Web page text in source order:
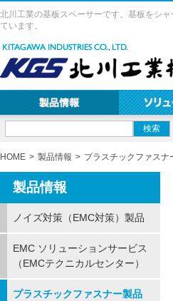
北川工業の基板スペーサーです。基板をシ
ています。
HOME 製品情報 プラスチックファスナ
製品情報
ノイズ対策（EMC対策）製品
EMC ソリューションサービス
（EMCテクニカルセンター）
プラスチックファスナー製品